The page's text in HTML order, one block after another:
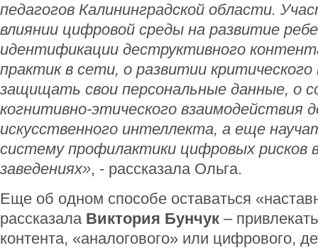
педагогов Калининградской области.
влиянии цифровой среды на развитие
идентификации деструктивного
практик в сети, о развитии
защищать свои персональные данные, о
когнитивно-этического взаимодействия
искусственного интеллекта, а еще
систему профилактики цифровых рисков
заведениях», - рассказала Ольга.
Еще об одном способе оставаться
рассказала Виктория Бунчук –
контента, «аналогового» или цифрового,